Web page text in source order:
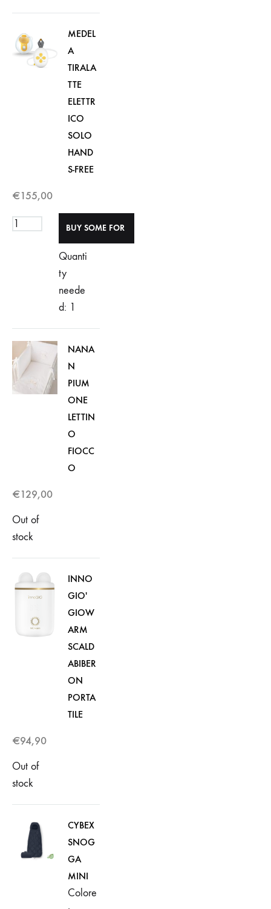
MEDEL
A
TIRALA
TTE
ELETTR
ICO
SOLO
HAND
S-FREE
€155,00
Quanti
ty
neede
d: 1
NANA
N
PIUM
ONE
LETTIN
O
FIOCC
O
€129,00
Out of
stock
INNO
GIO'
GIOW
ARM
SCALD
ABIBER
ON
PORTA
TILE
€94,90
Out of
stock
CYBEX
SNOG
GA
MINI
Colore